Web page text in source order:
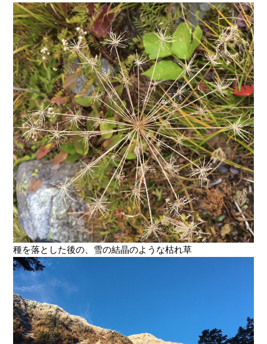
種を落とした後の、雪の結晶のような枯れ草